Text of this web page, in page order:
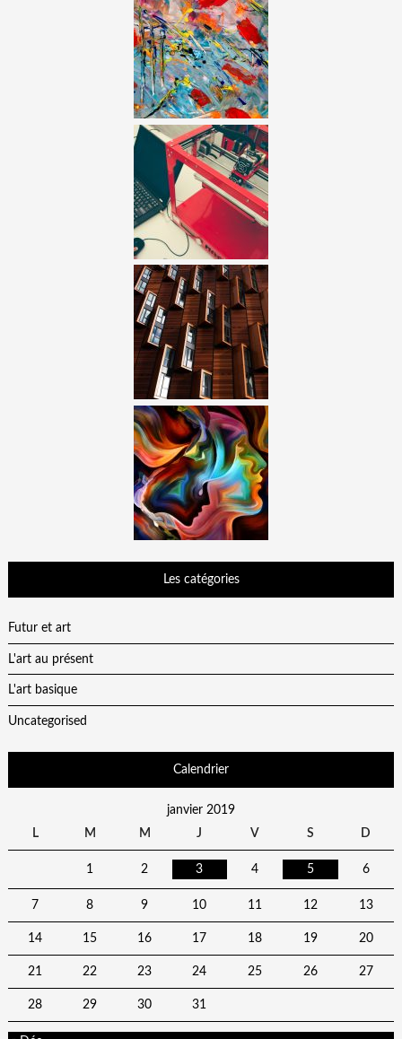
Les catégories
Futur et art
L'art au présent
L'art basique
Uncategorised
Calendrier
janvier 2019
L
M M J V S D
1 2 3 4 5 6
7 8 9 10 11 12 13
14 15 16 17 18 19 20
21 22 23 24 25 26 27
28 29 30 31